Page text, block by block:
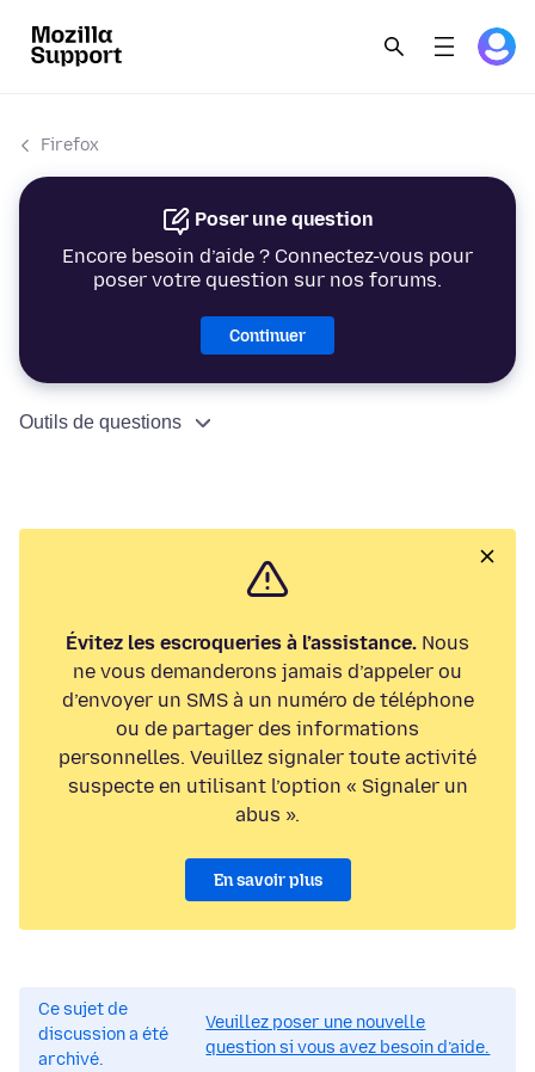
Firefox
Poser une question
Encore besoin d’aide ? Connectez-vous pour
poser votre question sur nos forums.
Continuer
Outils de questions
Évitez les escroqueries à l’assistance. Nous
ne vous demanderons jamais d’appeler ou
d’envoyer un SMS à un numéro de téléphone
ou de partager des informations
personnelles. Veuillez signaler toute activité
suspecte en utilisant l’option « Signaler un
abus ».
En savoir plus
Ce sujet de
discussion a été
archivé.
Veuillez poser une nouvelle
question si vous avez besoin d’aide.